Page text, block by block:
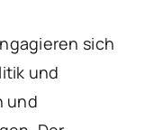
sich
und
und